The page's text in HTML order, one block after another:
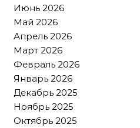
Июнь 2026
Май 2026
Апрель 2026
Март 2026
Февраль 2026
Январь 2026
Декабрь 2025
Ноябрь 2025
Октябрь 2025